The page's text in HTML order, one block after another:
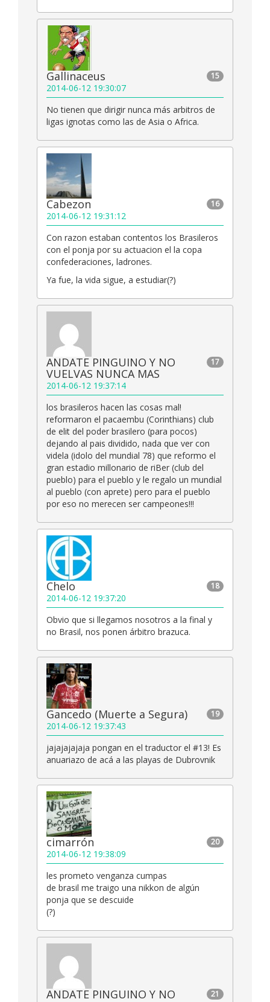
15
Gallinaceus
2014-06-12 19:30:07
No tienen que dirigir nunca más arbitros de
ligas ignotas como las de Asia o Africa.
16
Cabezon
2014-06-12 19:31:12
Con razon estaban contentos los Brasileros
con el ponja por su actuacion el la copa
confederaciones, ladrones.
Ya fue, la vida sigue, a estudiar(?)
17
ANDATE PINGUINO Y NO
VUELVAS NUNCA MAS
2014-06-12 19:37:14
los brasileros hacen las cosas mal!
reformaron el pacaembu (Corinthians) club
de elit del poder brasilero (para pocos)
dejando al pais dividido, nada que ver con
videla (idolo del mundial 78) que reformo el
gran estadio millonario de riBer (club del
pueblo) para el pueblo y le regalo un mundial
al pueblo (con aprete) pero para el pueblo
por eso no merecen ser campeones!!!
18
Chelo
2014-06-12 19:37:20
Obvio que si llegamos nosotros a la final y
no Brasil, nos ponen árbitro brazuca.
19
Gancedo (Muerte a Segura)
2014-06-12 19:37:43
jajajajajaja pongan en el traductor el #13! Es
anuariazo de acá a las playas de Dubrovnik
20
cimarrón
2014-06-12 19:38:09
les prometo venganza cumpas
de brasil me traigo una nikkon de algún
ponja que se descuide
(?)
21
ANDATE PINGUINO Y NO